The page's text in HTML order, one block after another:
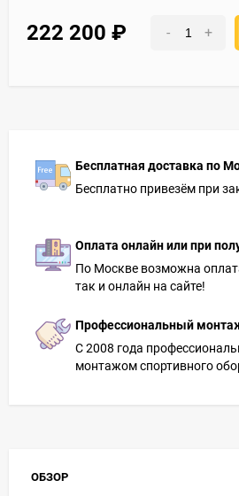
222 200 - +
Бесплатная доставка по
Бесплатно привезём при
Оплата онлайн или при
По Москве возможна
так и онлайн на сайте!
Профессиональный
С 2008 года
монтажом спортивного
ОБЗОР